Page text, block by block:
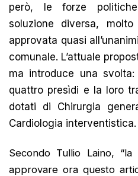
però, le forze
soluzione diversa,
approvata quasi
comunale. L’attuale
ma introduce una
quattro presìdi e la loro
dotati di Chirurgia
Cardiologia interventistica.
Secondo Tullio Laino,
approvare ora questo